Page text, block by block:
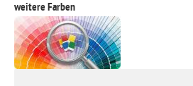
weitere Farben